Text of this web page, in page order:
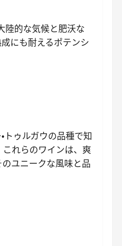
陸的な気候と肥沃な
にも耐えるポテンシ
トゥルガウの品種で知
れらのワインは、爽
ユニークな風味と品